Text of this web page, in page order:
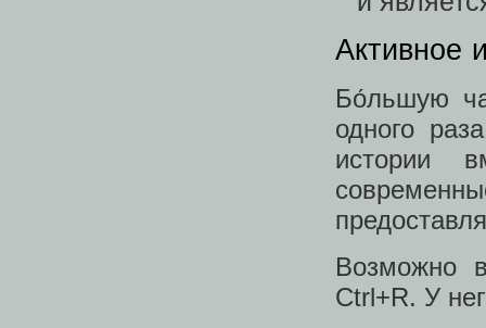
Активное
Бо́льшую
одного
истории
Возможно
Ctrl+R. У